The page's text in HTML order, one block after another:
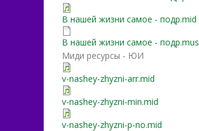
В нашей жизни самое - подр.mid
В нашей жизни самое - подр.mus
Миди ресурсы - ЮИ
v-nashey-zhyzni-arr.mid
v-nashey-zhyzni-min.mid
v-nashey-zhyzni-p-no.mid